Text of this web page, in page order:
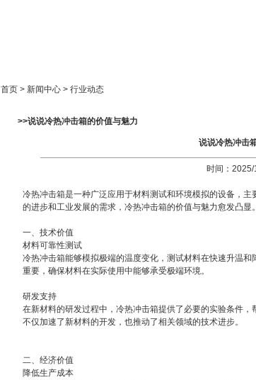
首页 > 新闻中心 > 行业动态
>>说说冷热冲击箱的价值与魅力
说说冷热冲击
时间：
冷热冲击箱是一种广泛应用于材料测试和环境模拟的设备，
的进步和工业发展的需求，冷热冲击箱的价值与魅力愈发凸显
一、技术价值
材料可靠性测试
冷热冲击箱能够模拟极端的温度变化，测试材料在快速升温
重要，确保材料在实际使用中能够承受极端环境。
研发支持
在新材料的研发过程中，冷热冲击箱提供了必要的实验条件
不仅加速了新材料的开发，也推动了相关领域的技术进步。
二、经济价值
降低生产成本